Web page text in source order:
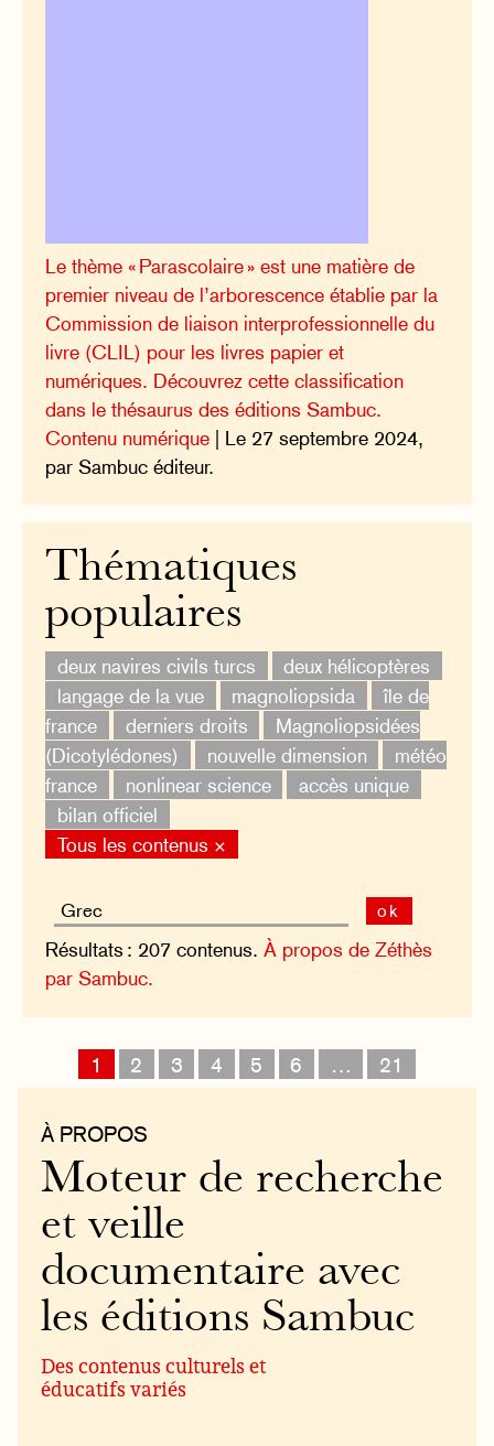
Le thème « Parascolaire » est une matière de
premier niveau de l’arborescence établie par la
Commission de liaison interprofessionnelle du
livre (CLIL) pour les livres papier et
numériques. Découvrez cette classification
dans le thésaurus des éditions Sambuc.
Contenu numérique | Le 27 septembre 2024,
par Sambuc éditeur.
Thématiques
populaires
deux navires civils turcs
deux hélicoptères
langage de la vue
magnoliopsida
île de
france
derniers droits
Magnoliopsidées
(Dicotylédones)
nouvelle dimension
météo
france
nonlinear science
accès unique
bilan officiel
Tous les contenus ×
ok
Résultats : 207 contenus.À propos de Zéthès
par Sambuc.
1 2 3 4 5 6 … 21
À PROPOS
Moteur de recherche
et veille
documentaire avec
les éditions Sambuc
Des contenus culturels et
éducatifs variés